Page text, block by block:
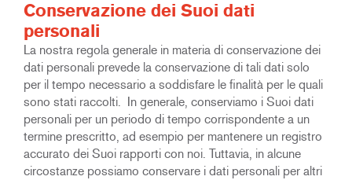
Conservazione dei Suoi dati
personali
La nostra regola generale in materia di conservazione dei
dati personali prevede la conservazione di tali dati solo
per il tempo necessario a soddisfare le finalità per le quali
sono stati raccolti. In generale, conserviamo i Suoi dati
personali per un periodo di tempo corrispondente a un
termine prescritto, ad esempio per mantenere un registro
accurato dei Suoi rapporti con noi. Tuttavia, in alcune
circostanze possiamo conservare i dati personali per altri